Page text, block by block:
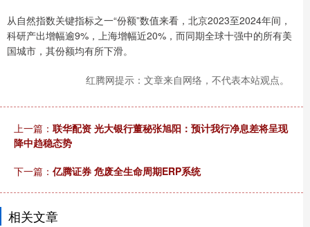
从自然指数关键指标之一“份额”数值来看，北京2023至2024年间，
科研产出增幅逾9%，上海增幅近20%，而同期全球十强中的所有美
国城市，其份额均有所下滑。
红腾网提示：文章来自网络，不代表本站观点。
上一篇： 联华配资 光大银行董秘张旭阳：预计我行净息差将呈现
降中趋稳态势
下一篇： 亿腾证券 危废全生命周期ERP系统
相关文章